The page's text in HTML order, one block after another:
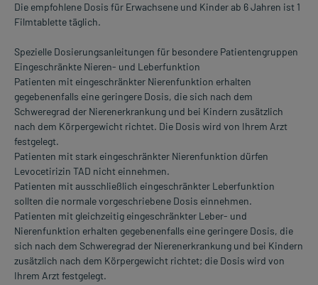
Die empfohlene Dosis für Erwachsene und Kinder ab 6 Jahren ist 1
Filmtablette täglich.
Spezielle Dosierungsanleitungen für besondere Patientengruppen
Eingeschränkte Nieren- und Leberfunktion
Patienten mit eingeschränkter Nierenfunktion erhalten
gegebenenfalls eine geringere Dosis, die sich nach dem
Schweregrad der Nierenerkrankung und bei Kindern zusätzlich
nach dem Körpergewicht richtet. Die Dosis wird von Ihrem Arzt
festgelegt.
Patienten mit stark eingeschränkter Nierenfunktion dürfen
Levocetirizin TAD nicht einnehmen.
Patienten mit ausschließlich eingeschränkter Leberfunktion
sollten die normale vorgeschriebene Dosis einnehmen.
Patienten mit gleichzeitig eingeschränkter Leber- und
Nierenfunktion erhalten gegebenenfalls eine geringere Dosis, die
sich nach dem Schweregrad der Nierenerkrankung und bei Kindern
zusätzlich nach dem Körpergewicht richtet; die Dosis wird von
Ihrem Arzt festgelegt.